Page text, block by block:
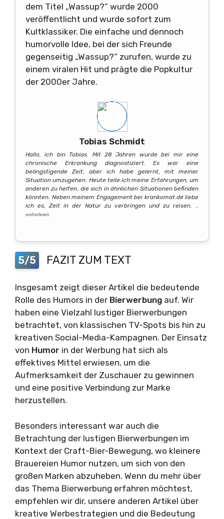
dem Titel „Wassup?“ wurde 2000
veröffentlicht und wurde sofort zum
Kultklassiker. Die einfache und dennoch
humorvolle Idee, bei der sich Freunde
gegenseitig „Wassup?“ zurufen, wurde zu
einem viralen Hit und prägte die Popkultur
der 2000er Jahre.
Tobias Schmidt
Hallo, ich bin Tobias. Mit 28 Jahren wurde bei mir eine
chronische Erkrankung diagnostiziert. Es war eine
beängstigende Zeit, aber ich habe gelernt, mit meiner
Situation umzugehen. Heute teile ich meine Erfahrungen, um
anderen zu helfen, die sich in ähnlichen Situationen befinden
könnten. Neben meinem Engagement bei krankomat.de liebe
ich es, Zeit in der Natur zu verbringen und zu reisen.
weiterlesen
5/5 FAZIT ZUM TEXT
Insgesamt zeigt dieser Artikel die bedeutende
Rolle des Humors in der Bierwerbung auf. Wir
haben eine Vielzahl lustiger Bierwerbungen
betrachtet, von klassischen TV-Spots bis hin zu
kreativen Social-Media-Kampagnen. Der Einsatz
von Humor in der Werbung hat sich als
effektives Mittel erwiesen, um die
Aufmerksamkeit der Zuschauer zu gewinnen
und eine positive Verbindung zur Marke
herzustellen.
Besonders interessant war auch die
Betrachtung der lustigen Bierwerbungen im
Kontext der Craft-Bier-Bewegung, wo kleinere
Brauereien Humor nutzen, um sich von den
großen Marken abzuheben. Wenn du mehr über
das Thema Bierwerbung erfahren möchtest,
empfehlen wir dir, unsere anderen Artikel über
kreative Werbestrategien und die Bedeutung